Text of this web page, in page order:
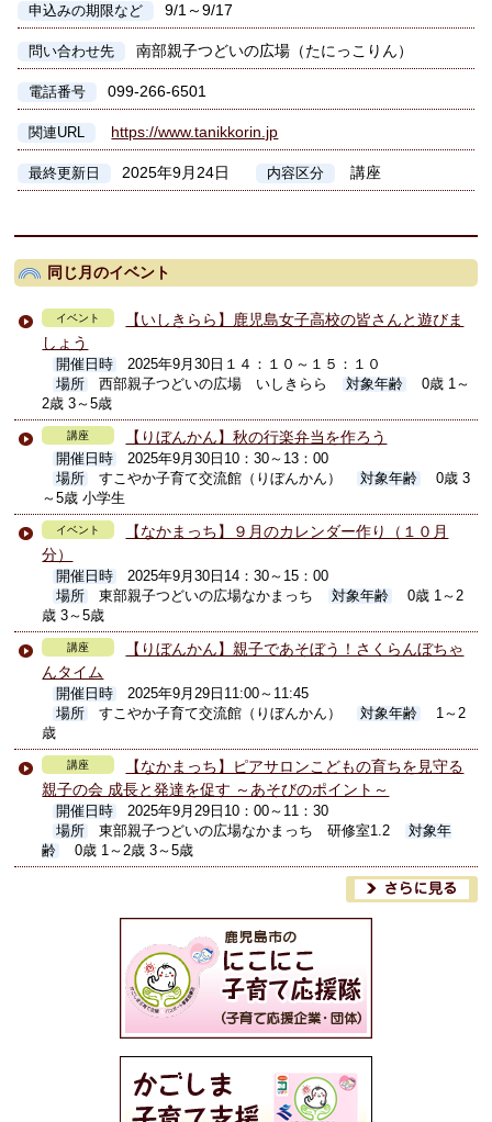
申込みの期限など 9/1～9/17
問い合わせ先 南部親子つどいの広場（たにっこりん）
電話番号 099-266-6501
関連URL https://www.tanikkorin.jp
最終更新日 2025年9月24日 内容区分 講座
同じ月のイベント
イベント
【いしきらら】鹿児島女子高校の皆さんと遊びま
しょう
開催日時
2025年9月30日１４：１０～１５：１０
場所
西部親子つどいの広場 いしきらら 対象年齢
0歳 1～
2歳 3～5歳
講座 【りぼんかん】秋の行楽弁当を作ろう
開催日時
2025年9月30日10：30～13：00
場所
すこやか子育て交流館（りぼんかん） 対象年齢
0歳 3
～5歳 小学生
イベント
【なかまっち】９月のカレンダー作り（１０月
分）
開催日時
2025年9月30日14：30～15：00
場所
東部親子つどいの広場なかまっち 対象年齢
0歳 1～2
歳 3～5歳
講座
【りぼんかん】親子であそぼう！さくらんぼちゃ
んタイム
開催日時
2025年9月29日11:00～11:45
場所
すこやか子育て交流館（りぼんかん） 対象年齢
1～2
歳
講座
【なかまっち】ピアサロンこどもの育ちを見守る
親子の会 成長と発達を促す ～あそびのポイント～
開催日時
2025年9月29日10：00～11：30
場所
東部親子つどいの広場なかまっち 研修室1.2
対象年
齢
0歳 1～2歳 3～5歳